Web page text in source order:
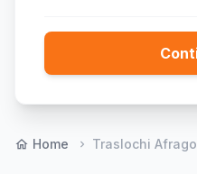
home Home chevron_right Traslochi